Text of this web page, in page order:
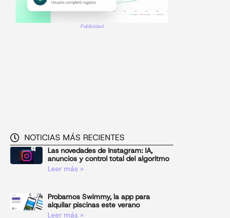
Publicidad
NOTICIAS MÁS RECIENTES
Las novedades de Instagram: IA,
anuncios y control total del algoritmo
Leer más »
Probamos Swimmy, la app para
alquilar piscinas este verano
Leer más »